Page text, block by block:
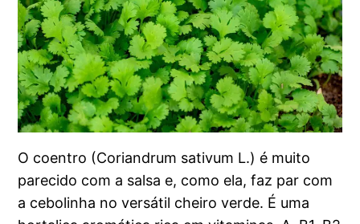
O coentro (Coriandrum sativum L.) é muito
parecido com a salsa e, como ela, faz par com
a cebolinha no versátil cheiro verde. É uma